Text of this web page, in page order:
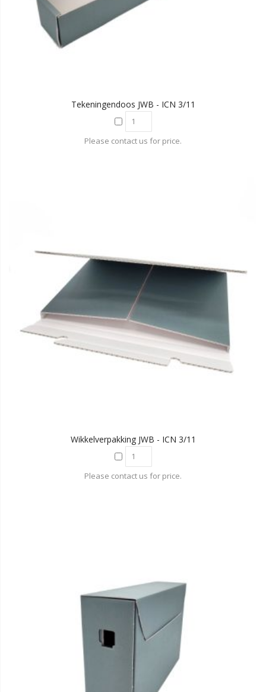
Tekeningendoos JWB - ICN 3/11
Please contact us for price.
Wikkelverpakking JWB - ICN 3/11
Please contact us for price.